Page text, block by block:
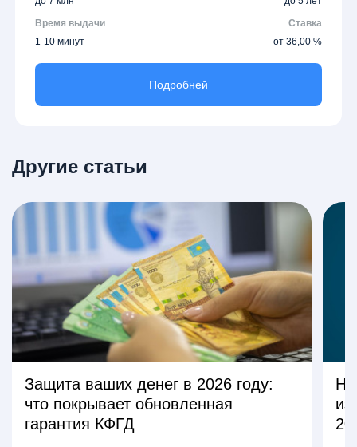
Время выдачи
Ставка
1-10 минут
от 36,00 %
Подробней
Другие статьи
Защита ваших денег в 2026 году:
что покрывает обновленная
гарантия КФГД